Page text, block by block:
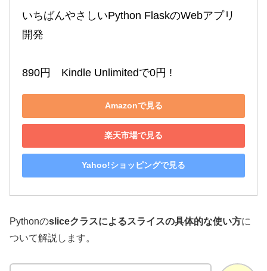
いちばんやさしいPython FlaskのWebアプリ
開発
890円　Kindle Unlimitedで0円 !
Amazonで見る
楽天市場で見る
Yahoo!ショッピングで見る
Pythonのsliceクラスによるスライスの具体的な使い方に
ついて解説します。